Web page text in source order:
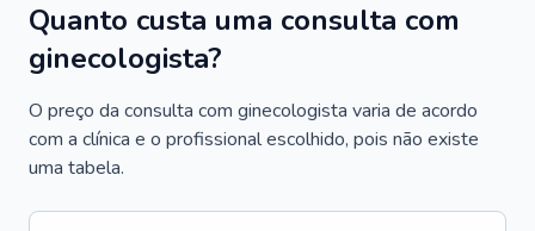
Quanto custa uma consulta com
ginecologista?
O preço da consulta com ginecologista varia de acordo
com a clínica e o profissional escolhido, pois não existe
uma tabela.